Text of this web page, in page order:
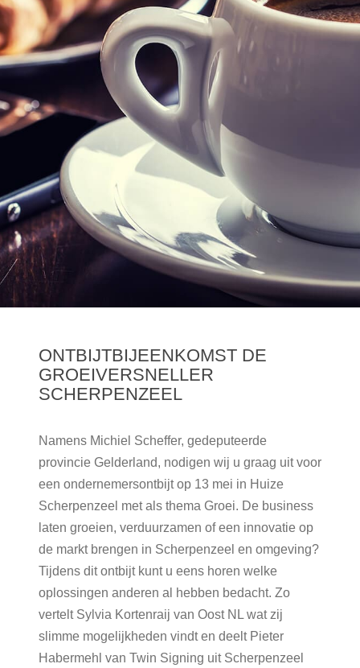
ONTBIJTBIJEENKOMST DE
GROEIVERSNELLER
SCHERPENZEEL
Namens Michiel Scheffer, gedeputeerde
provincie Gelderland, nodigen wij u graag uit voor
een ondernemersontbijt op 13 mei in Huize
Scherpenzeel met als thema Groei. De business
laten groeien, verduurzamen of een innovatie op
de markt brengen in Scherpenzeel en omgeving?
Tijdens dit ontbijt kunt u eens horen welke
oplossingen anderen al hebben bedacht. Zo
vertelt Sylvia Kortenraij van Oost NL wat zij
slimme mogelijkheden vindt en deelt Pieter
Habermehl van Twin Signing uit Scherpenzeel